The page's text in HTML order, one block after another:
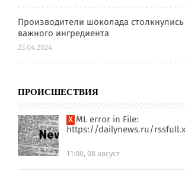
Производители шоколада
важного ингредиента
23.04.2024
ПРОИСШЕСТВИЯ
XML error in File:
https://dailynews.ru/
11:00, 08 август